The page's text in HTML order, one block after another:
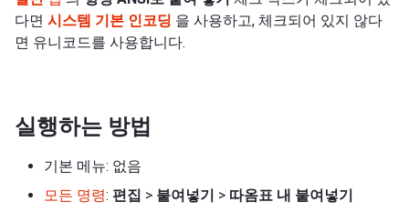
다면 시스템 기본 인코딩 을 사용하고, 체크되어 있지 않다
면 유니코드를 사용합니다.
실행하는 방법
기본 메뉴: 없음
모든 명령: 편집 > 붙여넣기 > 따옴표 내 붙여넣기